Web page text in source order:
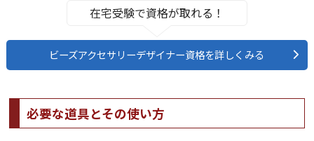
在宅受験で資格が取れる！
ビーズアクセサリーデザイナー資格を詳しくみる
必要な道具とその使い方